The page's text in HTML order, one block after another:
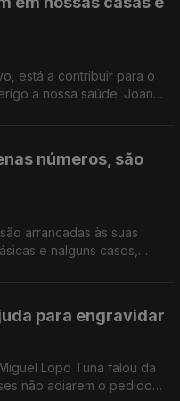
está a contribuir para o
a nossa saúde. Joana
números, são
arrancadas às suas
e nalguns casos,
para engravidar
Lopo Tuna falou da
não adiarem o pedido